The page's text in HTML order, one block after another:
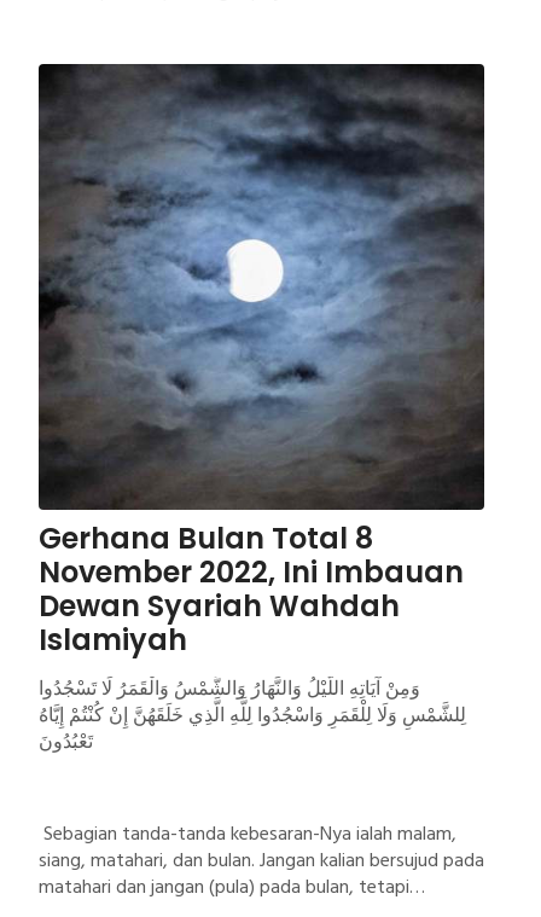
Gerhana Bulan Total 8
November 2022, Ini Imbauan
Dewan Syariah Wahdah
Islamiyah
وَمِنْ آيَاتِهِ اللَّيْلُ وَالنَّهَارُ وَالشَّمْسُ وَالْقَمَرُ لَا تَسْجُدُوا
لِلشَّمْسِ وَلَا لِلْقَمَرِ وَاسْجُدُوا لِلَّهِ الَّذِي خَلَقَهُنَّ إِنْ كُنْتُمْ إِيَّاهُ
تَعْبُدُونَ
Sebagian tanda-tanda kebesaran-Nya ialah malam,
siang, matahari, dan bulan. Jangan kalian bersujud pada
matahari dan jangan (pula) pada bulan, tetapi